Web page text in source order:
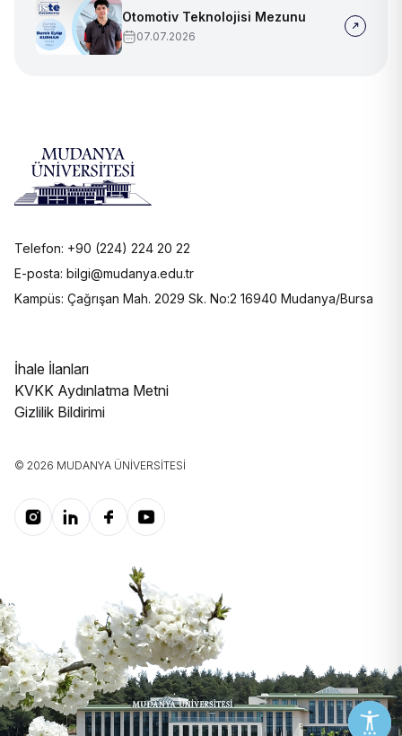
Otomotiv Teknolojisi Mezunu
07.07.2026
Telefon: +90 (224) 224 20 22
E-posta: bilgi@mudanya.edu.tr
Kampüs: Çağrışan Mah. 2029 Sk. No:2 16940 Mudanya/Bursa
İhale İlanları
KVKK Aydınlatma Metni
Gizlilik Bildirimi
© 2026 MUDANYA ÜNIVERSITESI